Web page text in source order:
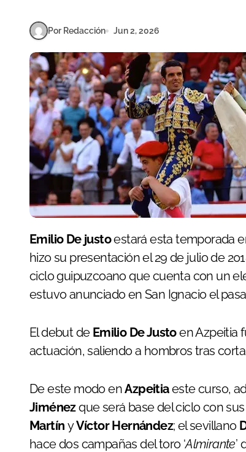
Por Redacción Jun 2, 2026
Emilio De justoestará esta temporada
hizo su presentación el 29 de julio de
ciclo guipuzcoano que cuenta con un
estuvo anunciado en San Ignacio el
El debut de Emilio De Justoen Azpeitia
actuación, saliendo a hombros tras
De este modo enAzpeitiaeste curso,
Jiménezque será base del ciclo con
Martín yVíctor Hernández; el sevillano
hace dos campañas del toro ‘Almirante’